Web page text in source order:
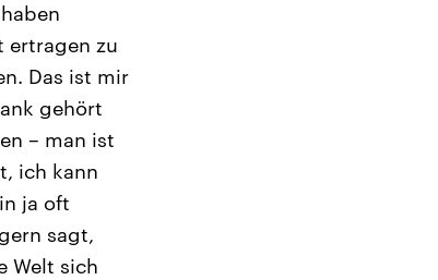
ertragen zu
Das ist mir
gehört
– man ist
ich kann
ja oft
sagt,
Welt sich